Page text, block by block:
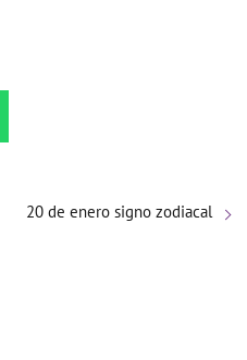
20 de enero signo zodiacal